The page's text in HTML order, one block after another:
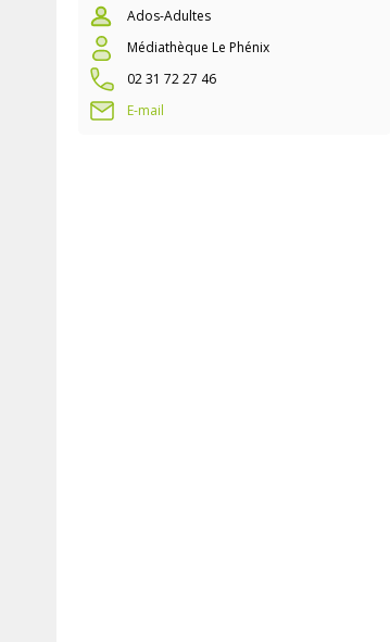
Ados-Adultes
Médiathèque Le Phénix
02 31 72 27 46
E-mail